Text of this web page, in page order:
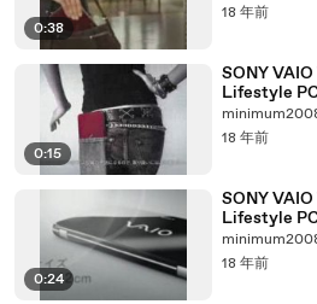
0:38
18 年前
0:15
SONY
Lifestyle
18 年前
0:24
SONY
Lifestyle
18 年前